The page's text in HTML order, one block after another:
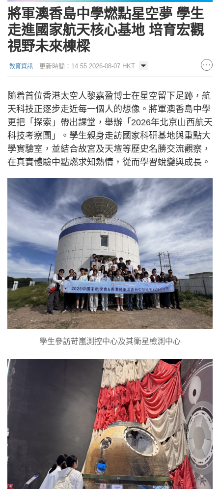
將軍澳香島中學燃點星空夢 學生
走進國家航天核心基地 培育宏觀
視野未來棟樑
教育資訊 更新時間：14:55 2026-08-07 HKT
隨着首位香港太空人黎嘉盈博士在星空留下足跡，航
天科技正逐步走近每一個人的想像。將軍澳香島中學
更把「探索」帶出課堂，舉辦「2026年北京山西航天
科技考察團」。學生親身走訪國家科研基地與重點大
學實驗室，並結合故宮及天壇等歷史名勝交流觀察，
在真實體驗中點燃求知熱情，從而學習蛻變與成長。
學生參訪苛嵐測控中心及其衛星檢測中心